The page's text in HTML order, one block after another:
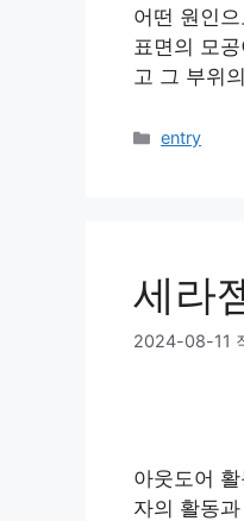
어떤 원인
표면의 모
고 그 부위
카
entry
세라
2024-08-11
아웃도어
자의 활동